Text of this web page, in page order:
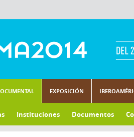
EXPOSICIÓN
Instituciones Documentos